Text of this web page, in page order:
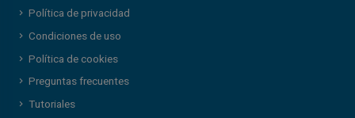
Política de privacidad
Condiciones de uso
Política de cookies
Preguntas frecuentes
Tutoriales